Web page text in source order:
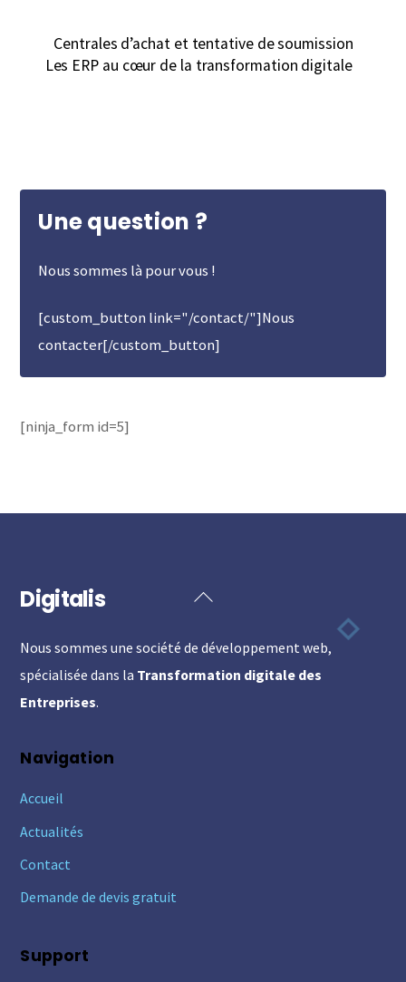
Centrales d’achat et tentative de soumission
Les ERP au cœur de la transformation digitale
Une question ?
Nous sommes là pour vous !
[custom_button link="/contact/"]Nous
contacter[/custom_button]
[ninja_form id=5]
Back
Top
Digitalis
Nous sommes une société de développement web,
spécialisée dans la Transformation digitale des
Entreprises.
Navigation
Accueil
Actualités
Contact
Demande de devis gratuit
Support